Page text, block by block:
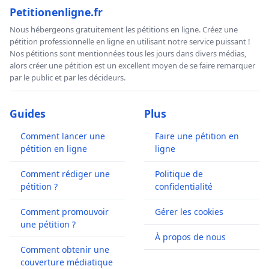
Petitionenligne.fr
Nous hébergeons gratuitement les pétitions en ligne. Créez une
pétition professionnelle en ligne en utilisant notre service puissant !
Nos pétitions sont mentionnées tous les jours dans divers médias,
alors créer une pétition est un excellent moyen de se faire remarquer
par le public et par les décideurs.
Guides
Comment lancer une
pétition en ligne
Comment rédiger une
pétition ?
Comment promouvoir
une pétition ?
Comment obtenir une
couverture médiatique
Plus
Faire une pétition en
ligne
Politique de
confidentialité
Gérer les cookies
À propos de nous